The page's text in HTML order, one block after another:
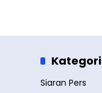
Kategori
Siaran Pers